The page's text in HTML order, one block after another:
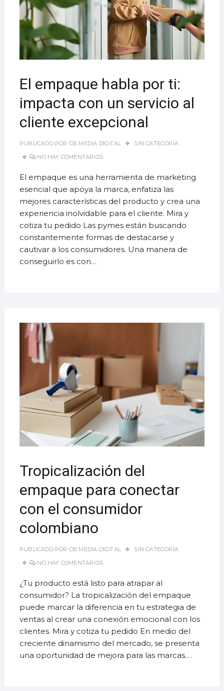
El empaque habla por ti:
impacta con un servicio al
cliente excepcional
PUBLICADO POR CB MEDIA DIGITAL
SIN CATEGORÍA
NO HAY COMENTARIOS
El empaque es una herramienta de marketing
esencial que apoya la marca, enfatiza las
mejores características del producto y crea una
experiencia inolvidable para el cliente. Mira y
cotiza tu pedido Las pymes están buscando
constantemente formas de destacarse y
cautivar a los consumidores. Una manera de
conseguirlo es con…
Tropicalización del
empaque para conectar
con el consumidor
colombiano
PUBLICADO POR CB MEDIA DIGITAL
SIN CATEGORÍA
NO HAY COMENTARIOS
¿Tu producto está listo para atrapar al
consumidor? La tropicalización del empaque
puede marcar la diferencia en tu estrategia de
ventas al crear una conexión emocional con los
clientes. Mira y cotiza tu pedido En medio del
creciente dinamismo del mercado, se presenta
una oportunidad de mejora para las marcas.…